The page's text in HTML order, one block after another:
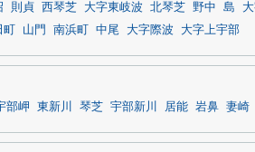
則貞 西琴芝 大字東岐波 北琴芝 野中 島
山門 南浜町 中尾 大字際波 大字上宇部
部岬 東新川 琴芝 宇部新川 居能 岩鼻 妻崎